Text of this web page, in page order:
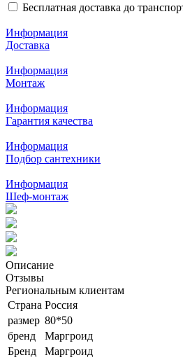
Бесплатная доставка до
Информация
Доставка
Информация
Монтаж
Информация
Гарантия качества
Информация
Подбор сантехники
Информация
Шеф-монтаж
Описание
Отзывы
Региональным клиентам
Страна Россия
размер 80*50
бренд
Маргроид
Бренд
Маргроид